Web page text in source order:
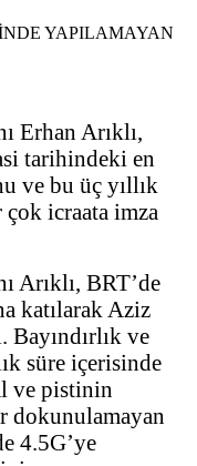
Erhan Arıklı,
tarihindeki en
ve bu üç yıllık
icraata imza
Arıklı, BRT’de
katılarak Aziz
Bayındırlık ve
süre içerisinde
ve pistinin
dokunulamayan
4.5G’ye